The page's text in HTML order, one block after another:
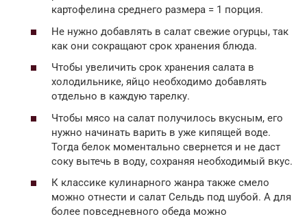
картофелина среднего размера = 1 порция.
Не нужно добавлять в салат свежие огурцы, так
как они сокращают срок хранения блюда.
Чтобы увеличить срок хранения салата в
холодильнике, яйцо необходимо добавлять
отдельно в каждую тарелку.
Чтобы мясо на салат получилось вкусным, его
нужно начинать варить в уже кипящей воде.
Тогда белок моментально свернется и не даст
соку вытечь в воду, сохраняя необходимый вкус.
К классике кулинарного жанра также смело
можно отнести и салат Сельдь под шубой. А для
более повседневного обеда можно